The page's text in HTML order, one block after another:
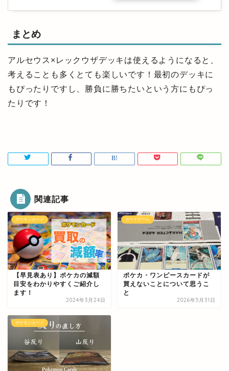
まとめ
アルセウス×レックウザデッキは使えるようになると、
考えることも多くとても楽しいです！最初のデッキに
もぴったりですし、勝負に勝ちたいという方にもぴっ
たりです！
関連記事
ポケモンカード
【早見表あり】ポケカの減額
目安をわかりやすくご紹介し
ます！
2024年3月24日
カードゲーム
ポケカ・ワンピースカードが
買えないことについて思うこ
と
2026年5月31日
ポケモンカード